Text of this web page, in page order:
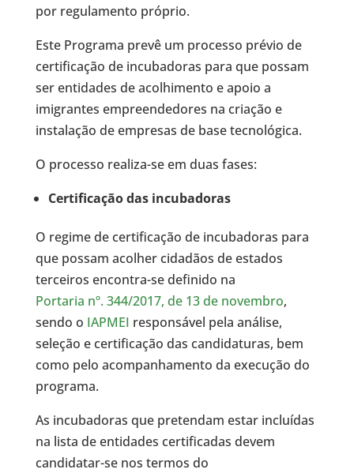
por regulamento próprio.
Este Programa prevê um processo prévio de
certificação de incubadoras para que possam
ser entidades de acolhimento e apoio a
imigrantes empreendedores na criação e
instalação de empresas de base tecnológica.
O processo realiza-se em duas fases:
Certificação das incubadoras
O regime de certificação de incubadoras para
que possam acolher cidadãos de estados
terceiros encontra-se definido na
Portaria nº. 344/2017, de 13 de novembro,
sendo o IAPMEI responsável pela análise,
seleção e certificação das candidaturas, bem
como pelo acompanhamento da execução do
programa.
As incubadoras que pretendam estar incluídas
na lista de entidades certificadas devem
candidatar-se nos termos do